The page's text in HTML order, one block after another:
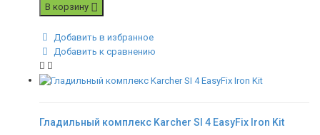
В корзину
Добавить в избранное
Добавить к сравнению
Гладильный комплекс Karcher SI 4 EasyFix Iron Kit